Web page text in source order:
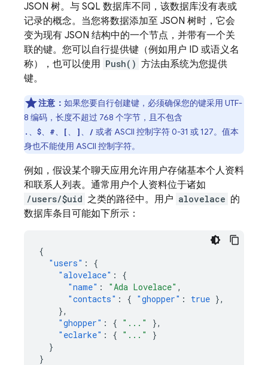
JSON 树。与 SQL 数据库不同，该数据库没有表或
记录的概念。当您将数据添加至 JSON 树时，它会
变为现有 JSON 结构中的一个节点，并带有一个关
联的键。您可以自行提供键（例如用户 ID 或语义名
称），也可以使用 Push() 方法由系统为您提供
键。
注意： 如果您要自行创建键，必须确保您的键采用 UTF-
8 编码，长度不超过 768 个字节，且不包含
. 、 $、 #、 [、 ]、 / 或者 ASCII 控制字符 0-31 或 127。值本
身也不能使用 ASCII 控制字符。
例如，假设某个聊天应用允许用户存储基本个人资料
和联系人列表。通常用户个人资料位于诸如
/users/$uid 之类的路径中。用户 alovelace 的
数据库条目可能如下所示：
{
"users" :
{
"alovelace" :
{
"name" : "Ada Lovelace" ,
"contacts" : { "ghopper" : true },
},
"ghopper" : { "..."
},
"eclarke" : { "..."
}
}
}